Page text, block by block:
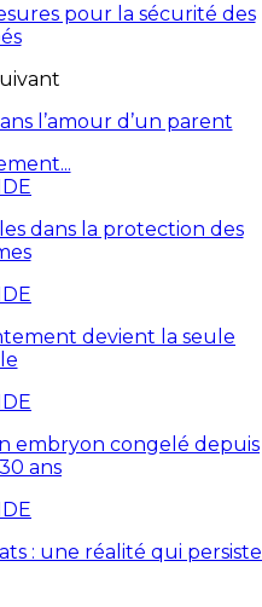
pour la sécurité des
l’amour d’un parent
dans la protection des
devient la seule
embryon congelé depuis
ans
: une réalité qui persiste